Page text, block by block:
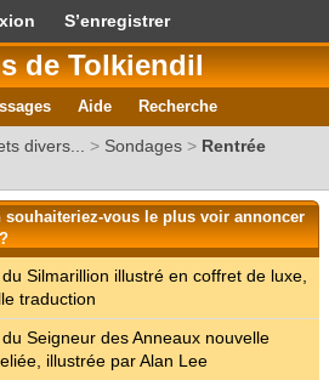
S’enregistrer
de Tolkiendil
Aide Recherche
divers... > Sondages > Rentrée
vous le plus voir annoncer
Silmarillion illustré en coffret de luxe,
traduction
Seigneur des Anneaux nouvelle
illustrée par Alan Lee